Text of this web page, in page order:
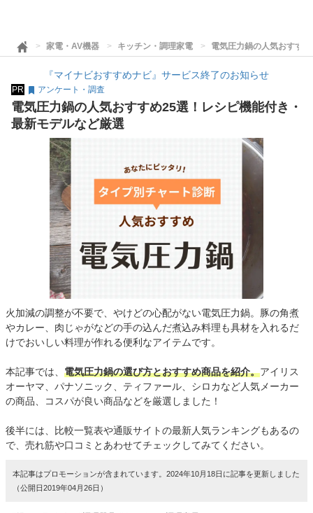
家電・AV機器 キッチン・調理家電 電気圧力鍋の人気おすす
『マイナビおすすめナビ』サービス終了のお知らせ
PR アンケート・調査
電気圧力鍋の人気おすすめ25選！レシピ機能付き・
最新モデルなど厳選
火加減の調整が不要で、やけどの心配がない電気圧力鍋。豚の角煮
やカレー、肉じゃがなどの手の込んだ煮込み料理も具材を入れるだ
けでおいしい料理が作れる便利なアイテムです。
本記事では、 電気圧力鍋の選び方とおすすめ商品を紹介。アイリス
オーヤマ、パナソニック、ティファール、シロカなど人気メーカー
の商品、コスパが良い商品などを厳選しました！
後半には、比較一覧表や通販サイトの最新人気ランキングもあるの
で、売れ筋や口コミとあわせてチェックしてみてください。
本記事はプロモーションが含まれています。2024年10月18日に記事を更新しました
（公開日2019年04月26日）